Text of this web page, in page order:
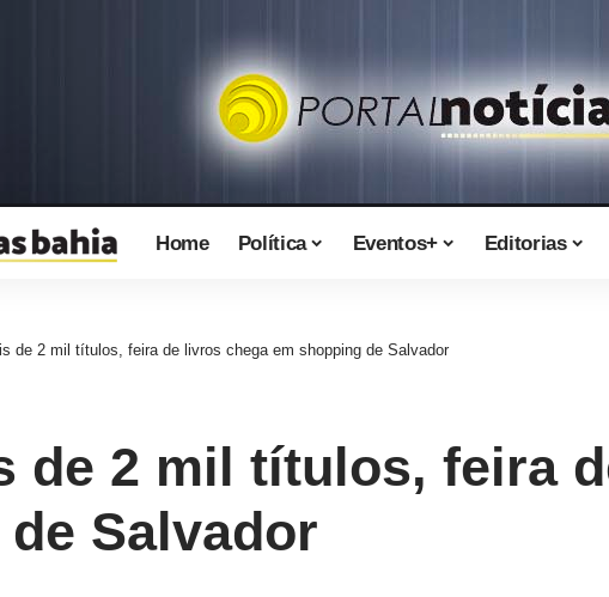
Home Política Eventos+ Editorias
de 2 mil títulos, feira de livros chega em shopping de Salvador
de 2 mil títulos, feira
Salvador